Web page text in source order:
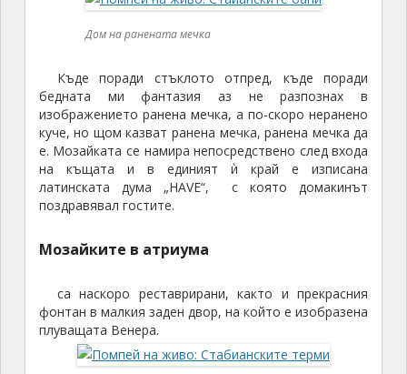
Дом на ранената мечка
Къде поради стъклото отпред, къде поради
бедната ми фантазия аз не разпознах в
изображението ранена мечка, а по-скоро неранено
куче, но щом казват ранена мечка, ранена мечка да
е. Мозайката се намира непосредствено след входа
на къщата и в единият ѝ край е изписана
латинската дума „HAVE“, с която домакинът
поздравявал гостите.
Мозайките в атриума
са наскоро реставрирани, както и прекрасния
фонтан в малкия заден двор, на който е изобразена
плуващата Венера.